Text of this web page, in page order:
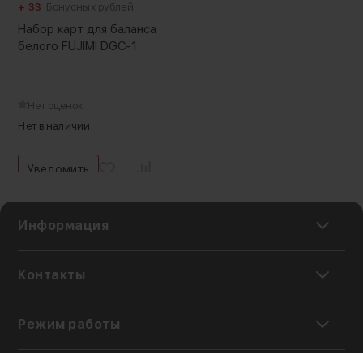
+ 33 Бонусных рублей
Набор карт для баланса
белого FUJIMI DGC-1
Нет оценок
Нет в наличии
Уведомить
Информация
Контакты
Режим работы